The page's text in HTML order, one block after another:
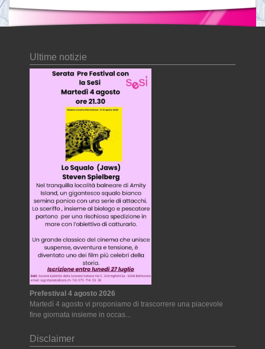
Ultime notizie
Prefestival 4 agosto 2026
Martedì 4 agosto vi proponiamo di trascorrere una piacevole
fine giornata insieme in occas...
Disclaimer